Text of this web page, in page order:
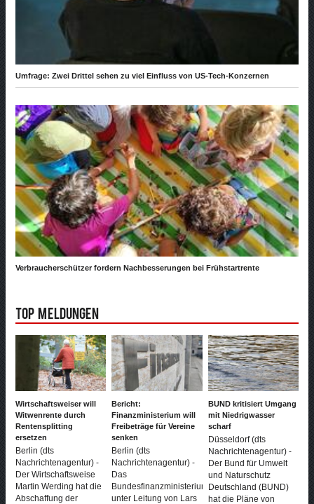
Umfrage: Zwei Drittel sehen zu viel Einfluss von US-Tech-Konzernen
Verbraucherschützer fordern Nachbesserungen bei Frühstartrente
Top Meldungen
Wirtschaftsweiser will
Witwenrente durch
Rentensplitting
ersetzen
Berlin (dts
Nachrichtenagentur) -
Der Wirtschaftsweise
Martin Werding hat die
Abschaffung der
Bericht:
Finanzministerium will
Freibeträge für Vereine
senken
Berlin (dts
Nachrichtenagentur) -
Das
Bundesfinanzministerium
unter Leitung von Lars
BUND kritisiert Umgang
mit Niedrigwasser
scharf
Düsseldorf (dts
Nachrichtenagentur) -
Der Bund für Umwelt
und Naturschutz
Deutschland (BUND)
hat die Pläne von